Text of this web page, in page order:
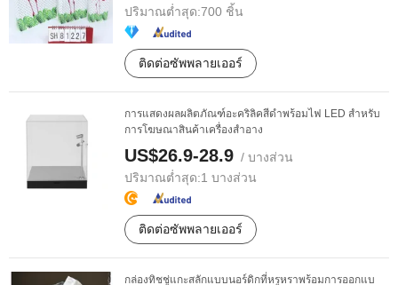
ปริมาณต่ำสุด:700 ชิ้น
ติดต่อซัพพลายเออร์
การแสดงผลผลิตภัณฑ์อะคริลิคสีดำพร้อมไฟ LED สำหรับ
การโฆษณาสินค้าเครื่องสำอาง
US$26.9-28.9 / บางส่วน
ปริมาณต่ำสุด:1 บางส่วน
ติดต่อซัพพลายเออร์
กล่องทิชชู่แกะสลักแบบนอร์ดิกที่หรูหราพร้อมการออกแบ